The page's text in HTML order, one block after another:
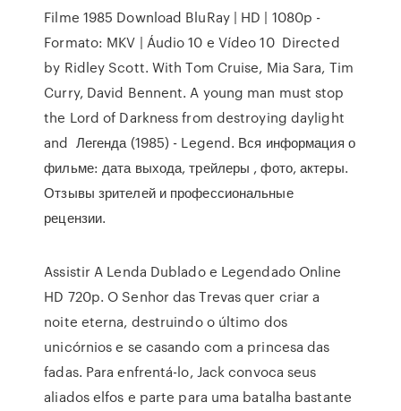
Filme 1985 Download BluRay | HD | 1080p -
Formato: MKV | Áudio 10 e Vídeo 10 Directed
by Ridley Scott. With Tom Cruise, Mia Sara, Tim
Curry, David Bennent. A young man must stop
the Lord of Darkness from destroying daylight
and Легенда (1985) - Legend. Вся информация о
фильме: дата выхода, трейлеры , фото, актеры.
Отзывы зрителей и профессиональные
рецензии.
Assistir A Lenda Dublado e Legendado Online
HD 720p. O Senhor das Trevas quer criar a
noite eterna, destruindo o último dos
unicórnios e se casando com a princesa das
fadas. Para enfrentá-lo, Jack convoca seus
aliados elfos e parte para uma batalha bastante